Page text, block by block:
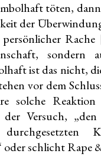
töten,
der Überwindung
sondern
ist das nicht,
vor dem
solche Reaktion
Versuch, „den
schlicht Rape